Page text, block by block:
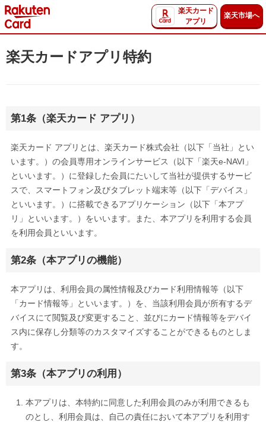
楽天カード
アプリ
楽天市場へ
楽天カードアプリ特約
第1条（楽天カード アプリ）
楽天カード アプリとは、楽天カード株式会社（以下「当社」とい
います。）の会員専用オンラインサービス（以下「楽天e-NAVI」
といいます。）に登録した会員にたいして当社が提供するサービ
スで、スマートフォン及びタブレット端末等（以下「デバイス」
といいます。）に搭載できるアプリケーション（以下「本アプ
リ」といいます。）をいいます。また、本アプリを利用する会員
を利用会員といいます。
第2条（本アプリの機能）
本アプリは、利用会員の属性情報及びカード利用情報等（以下
「カード情報等」といいます。）を、当該利用会員が所有するデ
バイスにて閲覧及び変更すること、並びにカード情報等をデバイ
ス内に保存し分類等のカスタマイズすることができるものとしま
す。
第3条（本アプリの利用）
本アプリは、本特約に同意した利用会員のみが利用できるも
のとし、利用会員は、自己の責任において本アプリを利用す